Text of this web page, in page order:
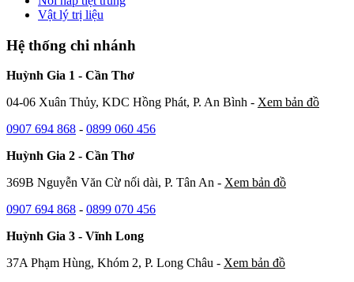
Vật lý trị liệu
Hệ thống chi nhánh
Huỳnh Gia 1 - Cần Thơ
04-06 Xuân Thủy, KDC Hồng Phát, P. An Bình - Xem bản đồ
0907 694 868 - 0899 060 456
Huỳnh Gia 2 - Cần Thơ
369B Nguyễn Văn Cừ nối dài, P. Tân An - Xem bản đồ
0907 694 868 - 0899 070 456
Huỳnh Gia 3 - Vĩnh Long
37A Phạm Hùng, Khóm 2, P. Long Châu - Xem bản đồ